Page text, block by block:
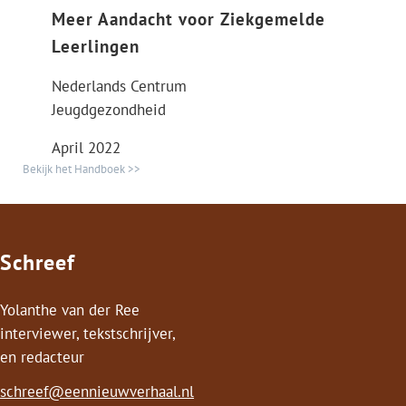
Meer Aandacht voor Ziekgemelde
Leerlingen
Nederlands Centrum
Jeugdgezondheid
April 2022
Bekijk het Handboek >>
Schreef
Yolanthe van der Ree
interviewer, tekstschrijver,
en redacteur
schreef@eennieuwverhaal.nl